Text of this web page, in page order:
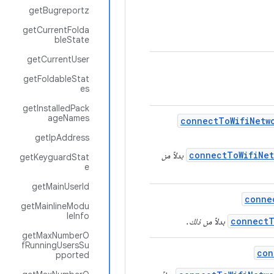
getBugreportz
getCurrentFolda
bleState
getCurrentUser
getFoldableStat
es
getInstalledPack
ageNames
getIpAddress
getKeyguardStat
e
getMainUserId
getMainlineModu
leInfo
getMaxNumberO
fRunningUsersSu
pported
connectToWifi
بدلاً من
بدلاً من ذلك.